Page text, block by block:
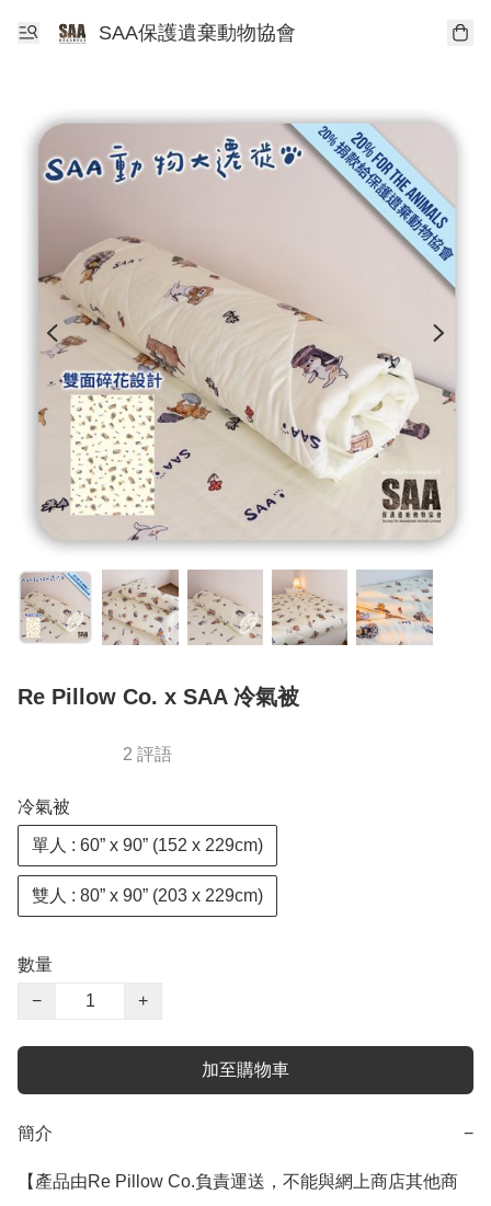
SAA保護遺棄動物協會
Re Pillow Co. x SAA 冷氣被
2 評語
冷氣被
單人 : 60” x 90” (152 x 229cm)
雙人 : 80” x 90” (203 x 229cm)
數量
−
+
加至購物車
簡介 −
【產品由Re Pillow Co.負責運送，不能與網上商店其他商